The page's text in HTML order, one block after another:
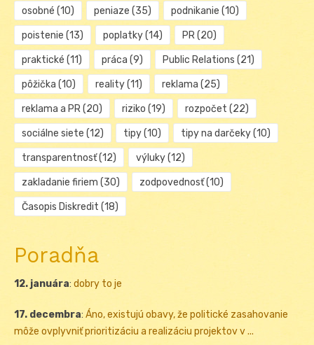
osobné (10) peniaze (35) podnikanie (10)
poistenie (13) poplatky(14) PR(20)
praktické (11) práca (9) Public Relations (21)
pôžička (10) reality(11) reklama (25)
reklama a PR(20) riziko (19) rozpočet (22)
sociálne siete (12) tipy(10) tipy na darčeky(10)
transparentnosť(12) výluky(12)
zakladanie firiem (30) zodpovednosť(10)
Časopis Diskredit (18)
Poradňa
12. januára: dobry to je
17. decembra: Áno, existujú obavy, že politické zasahovanie
môže ovplyvniť prioritizáciu a realizáciu projektov v ...